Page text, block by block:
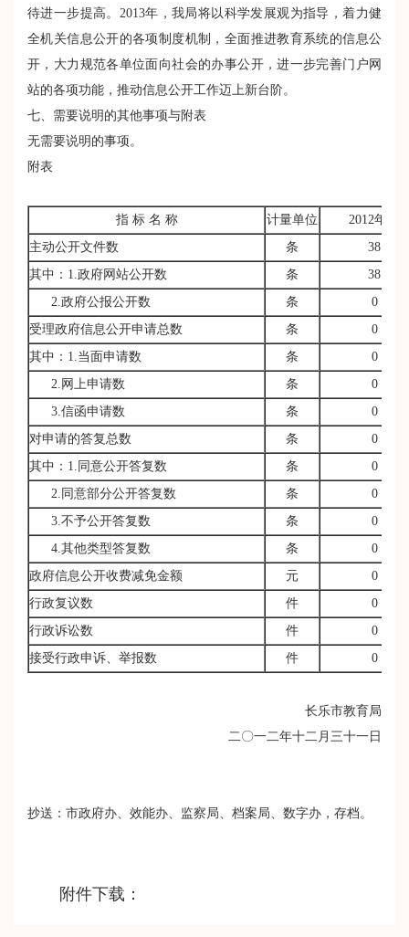
待进一步提高。2013年，我局将以科学发展观为指导，着力健
全机关信息公开的各项制度机制，全面推进教育系统的信息公
开，大力规范各单位面向社会的办事公开，进一步完善门户网
站的各项功能，推动信息公开工作迈上新台阶。
七、需要说明的其他事项与附表
无需要说明的事项。
附表
指 标 名 称 计量单位
2012年度
主动公开文件数
条
38
其中：1.政府网站公开数
条
38
2.政府公报公开数
条
0
受理政府信息公开申请总数
条
0
其中：1.当面申请数
条
0
2.网上申请数
条
0
3.信函申请数
条
0
对申请的答复总数
条
0
其中：1.同意公开答复数
条
0
2.同意部分公开答复数
条
0
3.不予公开答复数
条
0
4.其他类型答复数
条
0
政府信息公开收费减免金额
元
0
行政复议数
件
0
行政诉讼数
件
0
接受行政申诉、举报数
件 0
长乐市教育局
二〇一二年十二月三十一日
抄送：市政府办、效能办、监察局、档案局、数字办，存档。
附件下载：